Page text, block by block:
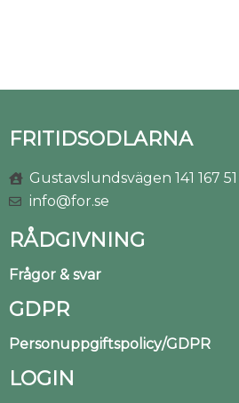
FRITIDSODLARNA
Gustavslundsvägen 141 167
info@for.se
RÅDGIVNING
Frågor & svar
GDPR
Personuppgiftspolicy/GDPR
LOGIN